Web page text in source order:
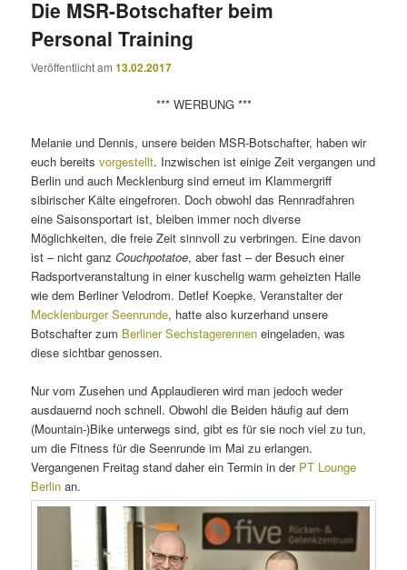
Die MSR-Botschafter beim
Personal Training
Veröffentlicht am13.02.2017
*** WERBUNG ***
Melanie und Dennis, unsere beiden MSR-Botschafter, haben wir
euch bereitsvorgestellt. Inzwischen ist einige Zeit vergangen und
Berlin und auch Mecklenburg sind erneut im Klammergriff
sibirischer Kälte eingefroren. Doch obwohl das Rennradfahren
eine Saisonsportart ist, bleiben immer noch diverse
Möglichkeiten, die freie Zeit sinnvoll zu verbringen. Eine davon
ist – nicht ganzCouchpotatoe, aber fast – der Besuch einer
Radsportveranstaltung in einer kuschelig warm geheizten Halle
wie dem Berliner Velodrom. Detlef Koepke, Veranstalter der
Mecklenburger Seenrunde, hatte also kurzerhand unsere
Botschafter zum Berliner Sechstagerennen eingeladen, was
diese sichtbar genossen.
Nur vom Zusehen und Applaudieren wird man jedoch weder
ausdauernd noch schnell. Obwohl die Beiden häufig auf dem
(Mountain-)Bike unterwegs sind, gibt es für sie noch viel zu tun,
um die Fitness für die Seenrunde im Mai zu erlangen.
Vergangenen Freitag stand daher ein Termin in derPT Lounge
Berlin an.